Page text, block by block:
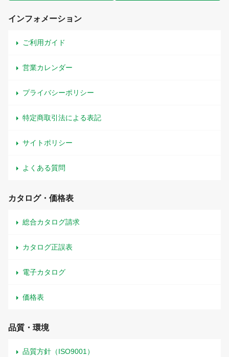
インフォメーション
ご利用ガイド
営業カレンダー
プライバシーポリシー
特定商取引法による表記
サイトポリシー
よくある質問
カタログ・価格表
総合カタログ請求
カタログ正誤表
電子カタログ
価格表
品質・環境
品質方針（ISO9001）